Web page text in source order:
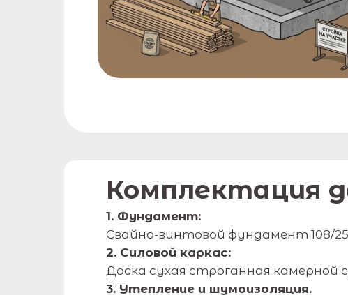
Полная
комплектация под
1. Фундамент:
Свайно-винтовой фундамент 108/
2. Силовой каркас:
Доска сухая строганная камерной
3. Утепление и шумоизоляция.
Комплектация